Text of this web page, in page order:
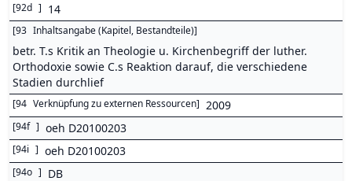
[92d ] 14
[93 Inhaltsangabe (Kapitel, Bestandteile)]
betr. T.s Kritik an Theologie u. Kirchenbegriff der luther.
Orthodoxie sowie C.s Reaktion darauf, die verschiedene
Stadien durchlief
[94 Verknüpfung zu externen Ressourcen] 2009
[94f ] oeh D20100203
[94i ] oeh D20100203
[94o ] DB